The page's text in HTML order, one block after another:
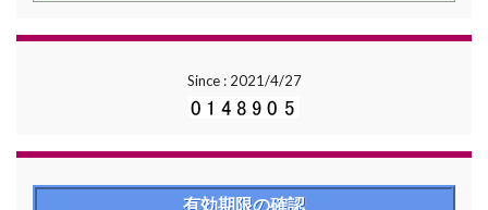
Since : 2021/4/27
有効期限の確認